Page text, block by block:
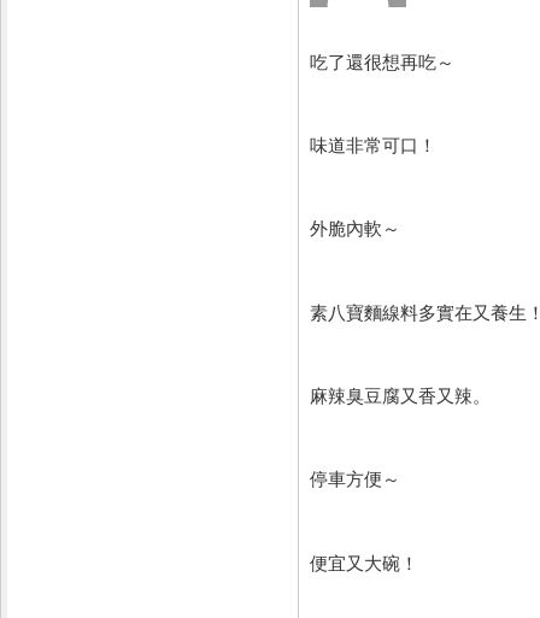
吃了還很想再吃～
味道非常可口！
外脆內軟～
素八寶麵線料多實在又養生
麻辣臭豆腐又香又辣。
停車方便～
便宜又大碗！